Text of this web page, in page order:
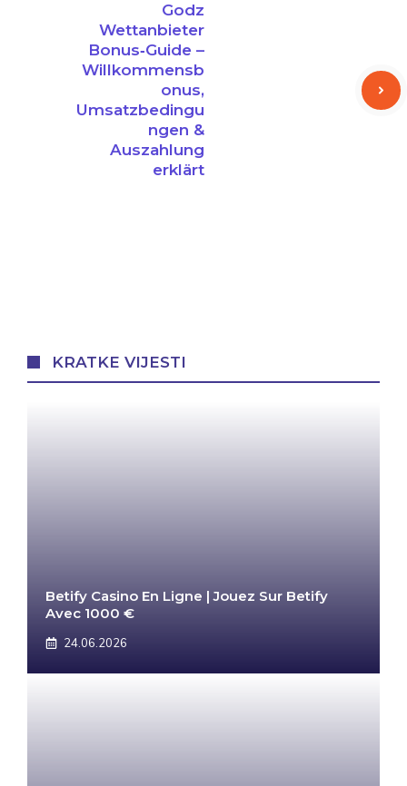
Godz
Wettanbieter
Bonus‑Guide –
Willkommensb
onus,
Umsatzbedingu
ngen &
Auszahlung
erklärt
KRATKE VIJESTI
Betify Casino En Ligne | Jouez Sur Betify
Avec 1000 €
24.06.2026